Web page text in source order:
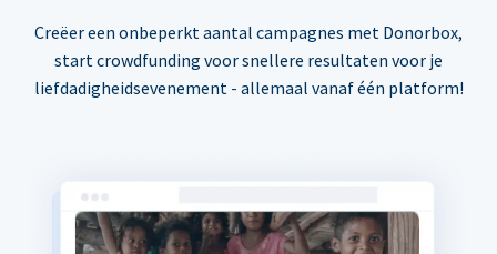
Creëer een onbeperkt aantal campagnes met Donorbox,
start crowdfunding voor snellere resultaten voor je
liefdadigheidsevenement - allemaal vanaf één platform!